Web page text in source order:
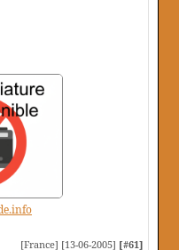
[France] [13-06-2005] [#61]